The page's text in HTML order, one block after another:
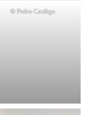
© Pedro Cardigo